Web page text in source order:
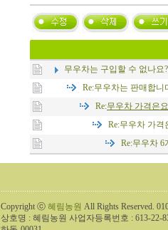
무우차는 구입할 수 없나요?
Re:무우차는 판매합니
Re:무우차 가격은
Re:무우차 가격
Re:무우차 6
Copyright ⓒ 혜림농원 All Rights Reserved.
상호명 : 혜림농원 사업자등록번호 : 613-22-